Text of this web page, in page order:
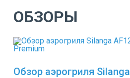
ОБЗОРЫ
Обзор аэрогриля Silanga